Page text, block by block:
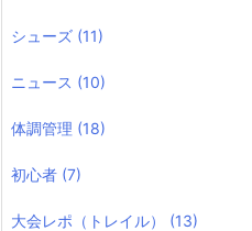
シューズ (11)
ニュース (10)
体調管理 (18)
初心者 (7)
大会レポ（トレイル） (13)